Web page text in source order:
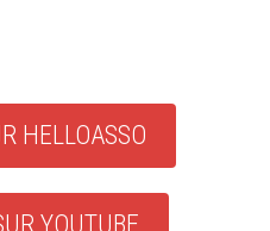
HELLOASSO
YOUTUBE